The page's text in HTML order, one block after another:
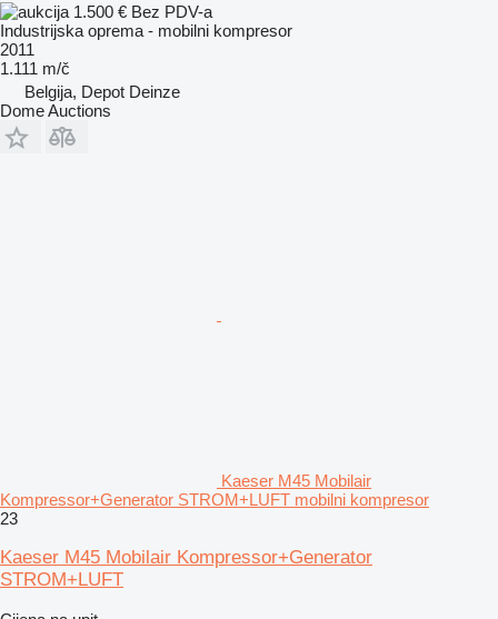
1.500 € Bez PDV-a
Industrijska oprema - mobilni kompresor
2011
1.111 m/č
Belgija, Depot Deinze
Dome Auctions
Kaeser M45 Mobilair
Kompressor+Generator STROM+LUFT mobilni kompresor
23
Kaeser M45 Mobilair Kompressor+Generator
STROM+LUFT